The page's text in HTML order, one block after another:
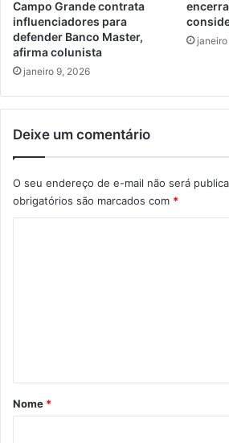
Campo Grande contrata
influenciadores para
defender Banco Master,
afirma colunista
janeiro 9, 2026
Deixe um comentário
O seu endereço de e-mail não será
obrigatórios são marcados com *
rNome *